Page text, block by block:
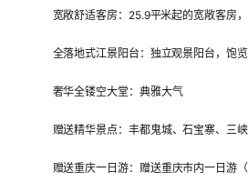
宽敞舒适客房 ：25.9平米起的宽敞客房
全落地式江景阳台 ：独立观景阳台，饱
奢华全镂空大堂：典雅大气
赠送精华景点 ：丰都鬼城、石宝寨、三
赠送重庆一日游：赠送重庆市内一日游